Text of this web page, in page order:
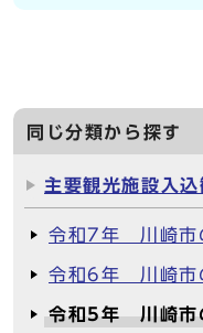
同じ分類から探す
主要観光施設入
令和7年 川崎市
令和6年 川崎市
令和5年 川崎市